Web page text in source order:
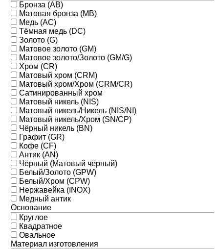
Бронза (AB)
Матовая бронза (MB)
Медь (AC)
Тёмная медь (DC)
Золото (G)
Матовое золото (GM)
Матовое золото/Золото (GM/G)
Хром (CR)
Матовый хром (CRM)
Матовый хром/Хром (CRM/CR)
Сатинированный хром
Матовый никель (NIS)
Матовый никель/Никель (NIS/NI)
Матовый никель/Хром (SN/CP)
Чёрный никель (BN)
Графит (GR)
Кофе (CF)
Антик (AN)
Чёрный (Матовый чёрный)
Белый/Золото (GPW)
Белый/Хром (CPW)
Нержавейка (INOX)
Медный антик
Основание
Круглое
Квадратное
Овальное
Материал изготовления